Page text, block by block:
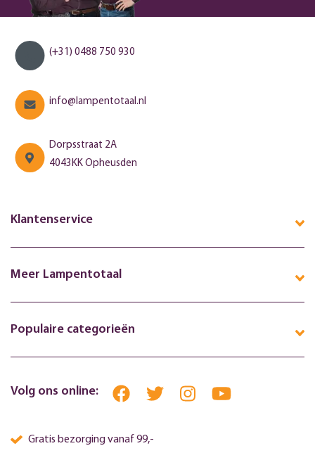
(+31) 0488 750 930
info@lampentotaal.nl
Dorpsstraat 2A
4043KK Opheusden
Klantenservice
Meer Lampentotaal
Populaire categorieën
Volg ons online:
Gratis bezorging vanaf 99,-